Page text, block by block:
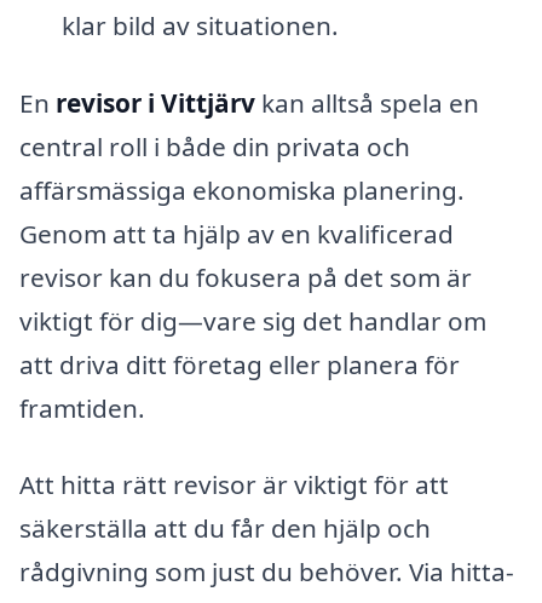
klar bild av situationen.
En revisor i Vittjärv kan alltså spela en
central roll i både din privata och
affärsmässiga ekonomiska planering.
Genom att ta hjälp av en kvalificerad
revisor kan du fokusera på det som är
viktigt för dig—vare sig det handlar om
att driva ditt företag eller planera för
framtiden.
Att hitta rätt revisor är viktigt för att
säkerställa att du får den hjälp och
rådgivning som just du behöver. Via hitta-